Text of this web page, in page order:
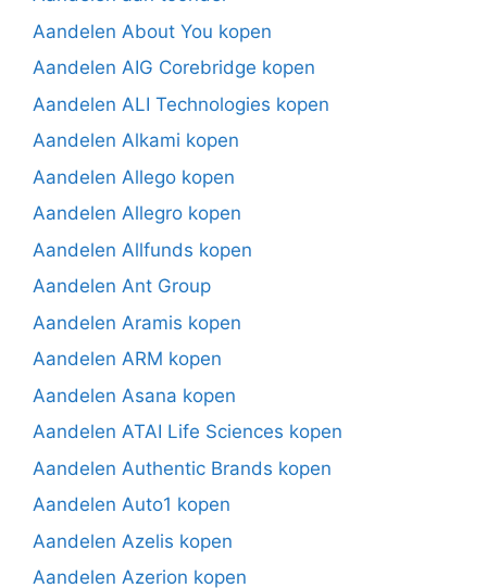
Aandelen About You kopen
Aandelen AIG Corebridge kopen
Aandelen ALI Technologies kopen
Aandelen Alkami kopen
Aandelen Allego kopen
Aandelen Allegro kopen
Aandelen Allfunds kopen
Aandelen Ant Group
Aandelen Aramis kopen
Aandelen ARM kopen
Aandelen Asana kopen
Aandelen ATAI Life Sciences kopen
Aandelen Authentic Brands kopen
Aandelen Auto1 kopen
Aandelen Azelis kopen
Aandelen Azerion kopen